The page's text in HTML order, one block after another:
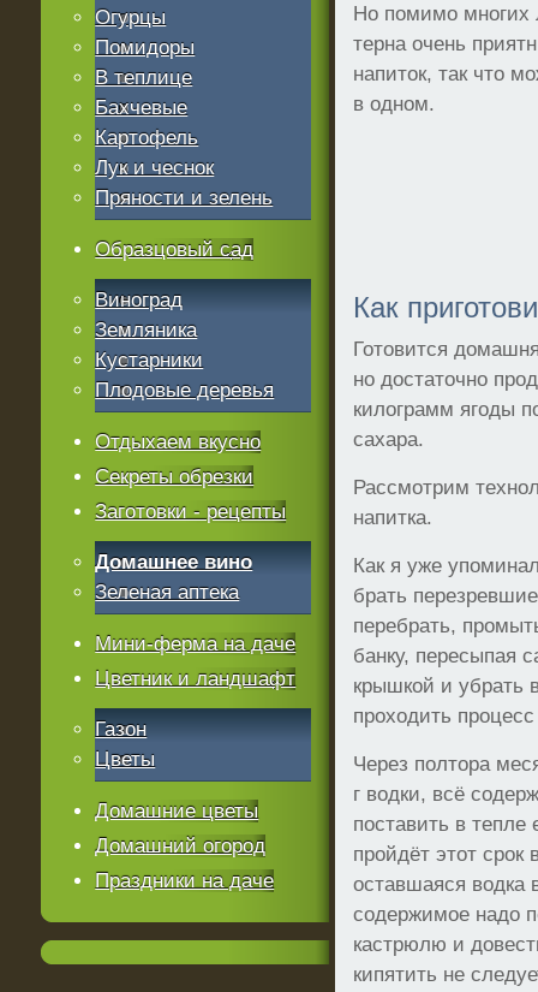
Но помимо многих
терна очень
напиток, так что
в одном.
Как
Готовится
но достаточно
килограмм ягоды
сахара.
Рассмотрим
напитка.
Как я уже
брать
перебрать,
банку, пересыпая
крышкой и убрать
проходить
Через полтора
г водки, всё
поставить в
пройдёт этот срок
оставшаяся водка
содержимое надо
кастрюлю и
кипятить не
Огурцы
Помидоры
В теплице
Бахчевые
Картофель
Лук и чеснок
Пряности и зелень
Образцовый сад
Виноград
Земляника
Кустарники
Плодовые деревья
Отдыхаем вкусно
Секреты обрезки
Заготовки - рецепты
Домашнее вино
Зеленая аптека
Мини-ферма на даче
Цветник и ландшафт
Газон
Цветы
Домашние цветы
Домашний огород
Праздники на даче